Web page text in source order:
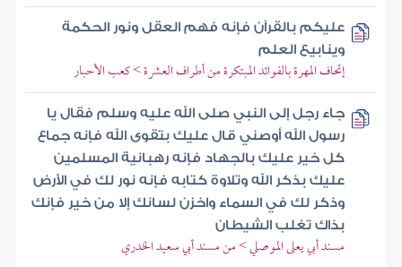
عليكم بالقرآن فإنه فهم العقل ونور الحكمة
وينابيع العلم
إتحاف المهرة بالفوائد المبتكرة من أطراف العشرة > كعب الأحبار
جاء رجل إلى النبي صلى الله عليه وسلم فقال يا
رسول الله أوصني قال عليك بتقوى الله فإنه جماع
كل خير عليك بالجهاد فإنه رهبانية المسلمين
عليك بذكر الله وتلاوة كتابه فإنه نور لك في الأرض
وذكر لك في السماء واخزن لسانك إلا من خير فإنك
بذاك تغلب الشيطان
مسند أبي يعلى الموصلي > من مسند أبي سعيد الخدري